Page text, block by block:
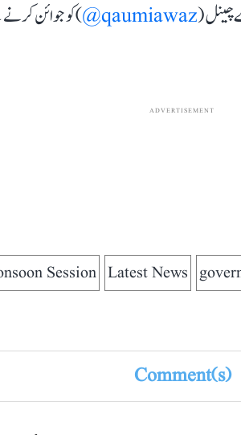
چینل (qaumiawaz@
) کو جوائن
ADVERTISEMENT
Latest News
Session
Comment(s)